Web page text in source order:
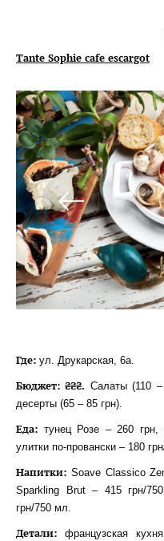
Tante Sophie cafe escargot
Где: ул. Друкарская, 6а.
Бюджет: ₴₴₴. Салаты (110
десерты (65 – 85 грн).
Еда: тунец Розе – 260 грн,
улитки по-провански – 180
Напитки: Soave Classico
Sparkling Brut – 415 грн/
грн/750 мл.
Детали: французская